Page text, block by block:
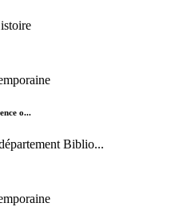
o...
Biblio...